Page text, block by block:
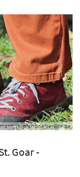
in: pfarrbriefservice.de
Goar -